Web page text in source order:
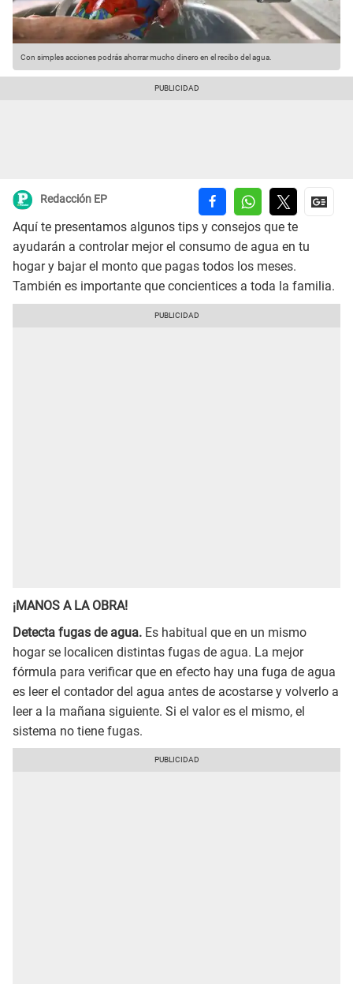
Con simples acciones podrás ahorrar mucho dinero en el recibo del agua.
Redacción EP
Aquí te presentamos algunos tips y consejos que te
ayudarán a controlar mejor el consumo de agua en tu
hogar y bajar el monto que pagas todos los meses.
También es importante que concientices a toda la familia.
¡MANOS A LA OBRA!
Detecta fugas de agua. Es habitual que en un mismo
hogar se localicen distintas fugas de agua. La mejor
fórmula para verificar que en efecto hay una fuga de agua
es leer el contador del agua antes de acostarse y volverlo a
leer a la mañana siguiente. Si el valor es el mismo, el
sistema no tiene fugas.